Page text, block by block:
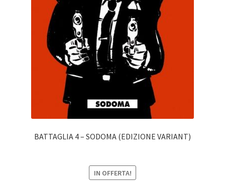
BATTAGLIA 4 – SODOMA (EDIZIONE VARIANT)
IN OFFERTA!